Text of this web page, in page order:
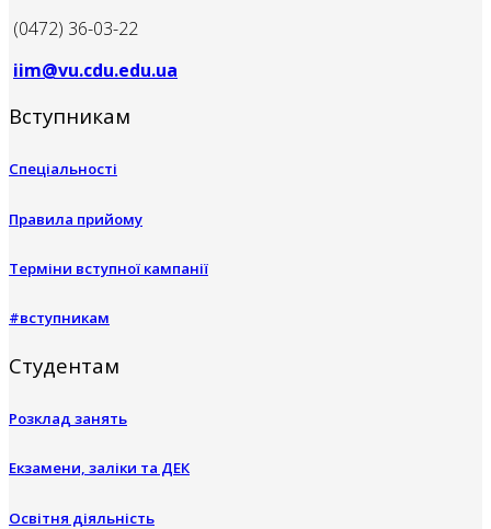
(0472) 36-03-22
iim@vu.cdu.edu.ua
Вступникам
Спеціальності
Правила прийому
Терміни вступної кампанії
#вступникам
Студентам
Розклад занять
Екзамени, заліки та ДЕК
Освітня діяльність